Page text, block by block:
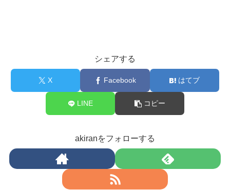
シェアする
X Facebook はてブ
LINE コピー
akiranをフォローする